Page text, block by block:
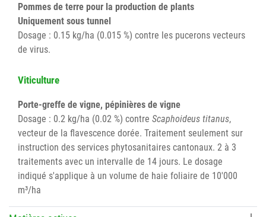
Pommes de terre pour la production de plants
Uniquement sous tunnel
Dosage : 0.15 kg/ha (0.015 %) contre les pucerons vecteurs
de virus.
Viticulture
Porte-greffe de vigne, pépinières de vigne
Dosage : 0.2 kg/ha (0.02 %) contre Scaphoideus titanus,
vecteur de la flavescence dorée. Traitement seulement sur
instruction des services phytosanitaires cantonaux. 2 à 3
traitements avec un intervalle de 14 jours. Le dosage
indiqué s'applique à un volume de haie foliaire de 10'000
m³/ha